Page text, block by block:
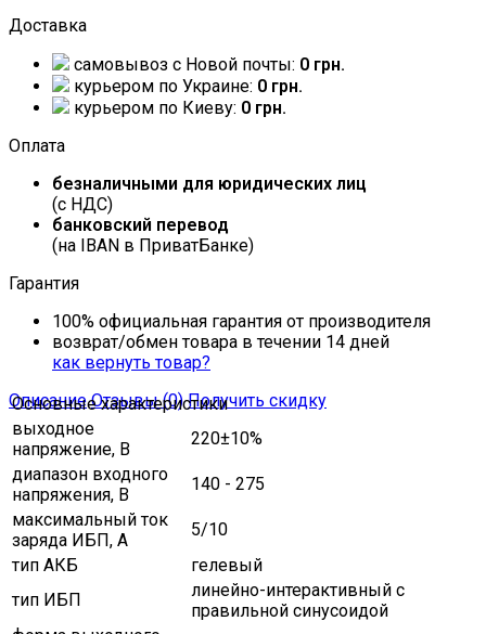
Доставка
самовывоз c Новой почты: 0 грн.
курьером по Украине: 0 грн.
курьером по Киеву: 0 грн.
Оплата
безналичными для юридических лиц
(с НДС)
банковский перевод
(на IBAN в ПриватБанке)
Гарантия
100% официальная гарантия от производителя
возврат/обмен товара в течении 14 дней
как вернуть товар?
Описание Отзывы (0) Получить скидку
Основные характеристики
выходное
напряжение, В
220±10%
диапазон входного
напряжения, В
140 - 275
максимальный ток
заряда ИБП, A
5/10
тип АКБ
гелевый
тип ИБП
линейно-интерактивный с
правильной синусоидой